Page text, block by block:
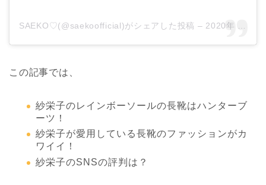
SAEKO♡(@saekoofficial)がシェアした投稿 – 2020年 8月月10日午後6時34分PDT
この記事では、
紗栄子のレインボーソールの長靴はハンターブ
ーツ！
紗栄子が愛用している長靴のファッションがカ
ワイイ！
紗栄子のSNSの評判は？